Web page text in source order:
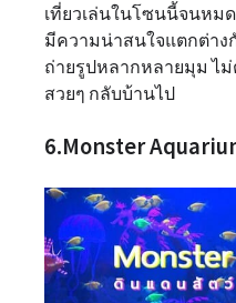
เที่ยวเล่นในโซนนี้จนหม
มีความน่าสนใจแตกต่าง
ถ่ายรูปหลากหลายมุม ไม่
สวยๆ กลับบ้านไป
6.Monster